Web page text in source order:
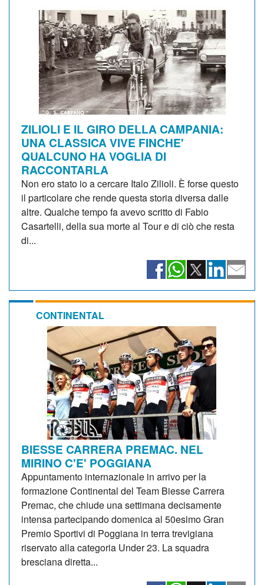
ZILIOLI E IL GIRO DELLA CAMPANIA:
UNA CLASSICA VIVE FINCHE'
QUALCUNO HA VOGLIA DI
RACCONTARLA
Non ero stato io a cercare Italo Zilioli. È forse questo
il particolare che rende questa storia diversa dalle
altre. Qualche tempo fa avevo scritto di Fabio
Casartelli, della sua morte al Tour e di ciò che resta
di...
CONTINENTAL
BIESSE CARRERA PREMAC. NEL
MIRINO C'E' POGGIANA
Appuntamento internazionale in arrivo per la
formazione Continental del Team Biesse Carrera
Premac, che chiude una settimana decisamente
intensa partecipando domenica al 50esimo Gran
Premio Sportivi di Poggiana in terra trevigiana
riservato alla categoria Under 23. La squadra
bresciana diretta...